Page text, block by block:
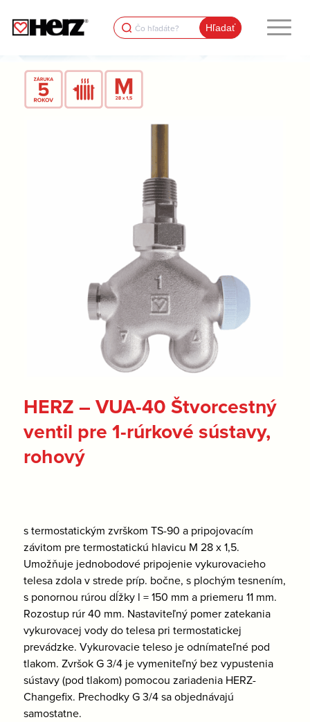
Search
for:
HERZ – VUA-40 Štvorcestný
ventil pre 1-rúrkové sústavy,
rohový
s termostatickým zvrškom TS-90 a pripojovacím
závitom pre termostatickú hlavicu M 28 x 1,5.
Umožňuje jednobodové pripojenie vykurovacieho
telesa zdola v strede príp. bočne, s plochým tesnením,
s ponornou rúrou dĺžky l = 150 mm a priemeru 11 mm.
Rozostup rúr 40 mm. Nastaviteľný pomer zatekania
vykurovacej vody do telesa pri termostatickej
prevádzke. Vykurovacie teleso je odnímateľné pod
tlakom. Zvršok G 3/4 je vymeniteľný bez vypustenia
sústavy (pod tlakom) pomocou zariadenia HERZ-
Changefix. Prechodky G 3/4 sa objednávajú
samostatne.